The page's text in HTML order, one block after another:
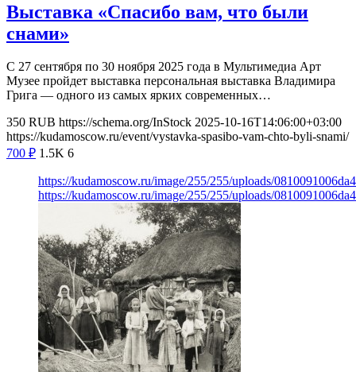
Выставка «Спасибо вам, что были
снами»
С 27 сентября по 30 ноября 2025 года в Мультимедиа Арт
Музее пройдет выставка персональная выставка Владимира
Грига — одного из самых ярких современных…
350 RUB https://schema.org/InStock 2025-10-16T14:06:00+03:00
https://kudamoscow.ru/event/vystavka-spasibo-vam-chto-byli-snami/
700 ₽ 1.5K 6
https://kudamoscow.ru/image/255/255/uploads/
https://kudamoscow.ru/image/255/255/uploads/